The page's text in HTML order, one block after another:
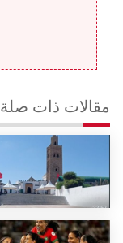
مقالات ذات صلة